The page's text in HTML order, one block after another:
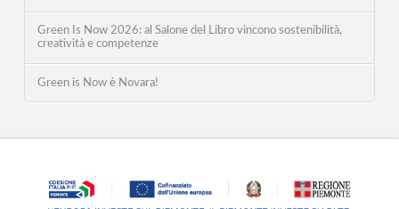
Green Is Now 2026: al Salone del Libro vincono sostenibilità,
creatività e competenze
Green is Now è Novara!